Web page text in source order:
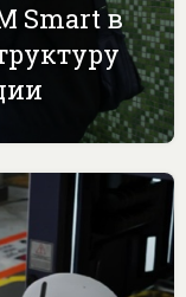
Smart в